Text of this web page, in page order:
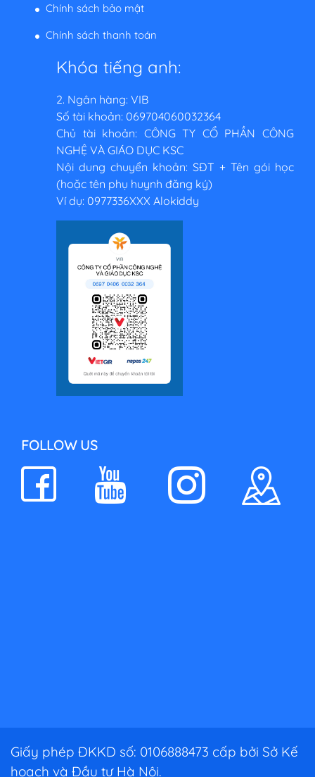
Chính sách bảo mật
Chính sách thanh toán
Khóa tiếng anh:
2. Ngân hàng: VIB
Số tài khoản: 069704060032364
Chủ tài khoản: CÔNG TY CỔ PHẦN CÔNG
NGHỆ VÀ GIÁO DỤC KSC
Nội dung chuyển khoản: SĐT + Tên gói học
(hoặc tên phụ huynh đăng ký)
Ví dụ: 0977336XXX Alokiddy
FOLLOW US
Giấy phép ĐKKD số: 0106888473 cấp bởi Sở Kế
hoạch và Đầu tư Hà Nội.